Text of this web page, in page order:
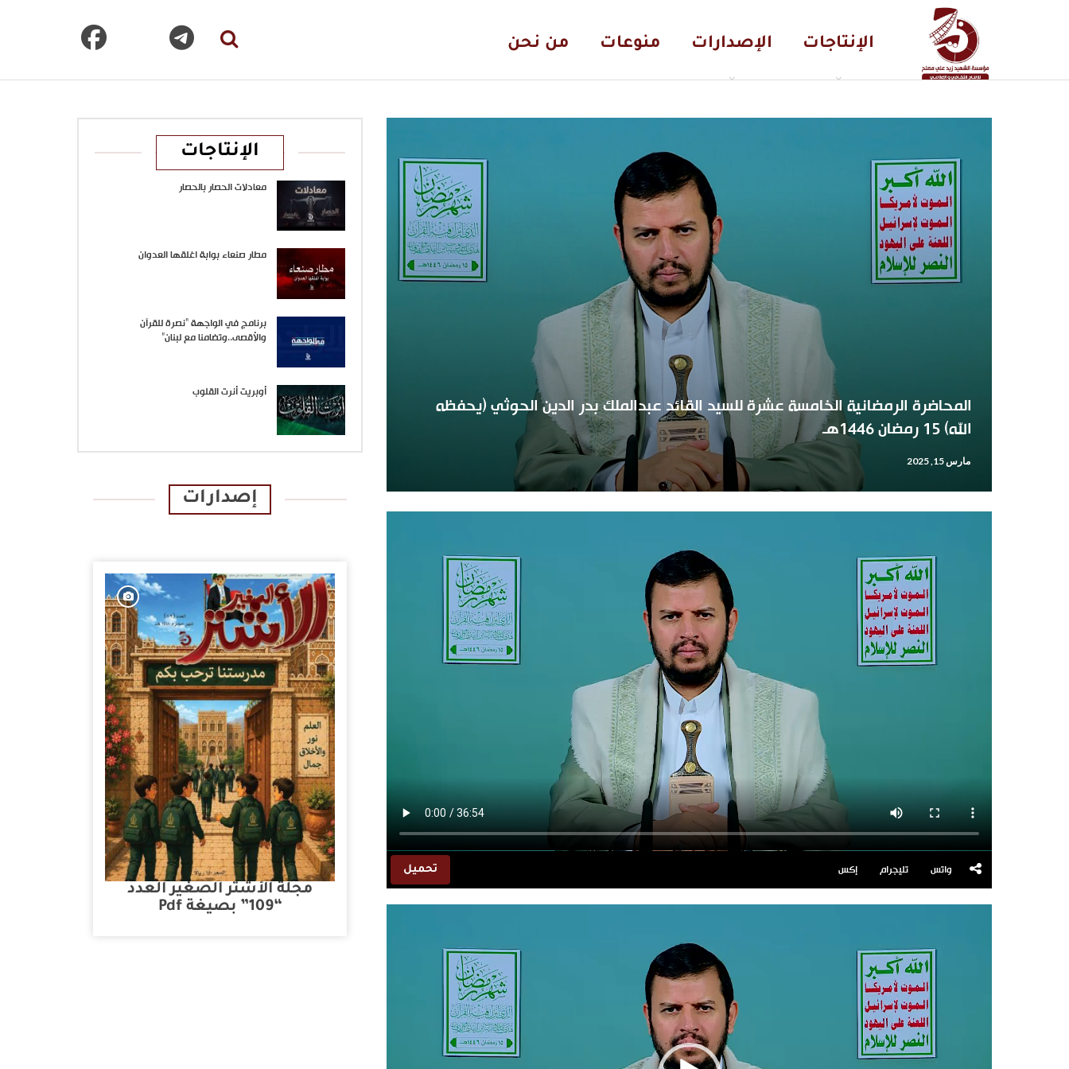
الإنتاجات الإصدارات منوعات من نحن
المحاضرة الرمضانية الخامسة عشرة للسيد القائد عبدالملك بدر الدين الحوثي (يحفظه
الله) 15 رمضان 1446هـ
مارس 15, 2025
واتس تليجرام إكس تحميل
الإنتاجات
معادلات الحصار بالحصار
مطار صنعاء بوابة اغلقها العدوان
برنامج في الواجهة “نصرة للقرآن
والأقصى..وتضامنا مع لبنان”
أوبريت أنرت القلوب
إصدارات
مجلة الأشتر الصغير العدد
“109” بصيغة Pdf